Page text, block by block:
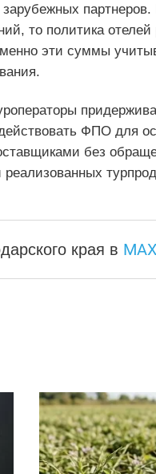
то политика отелей
эти суммы
ФПО для
без
края в MAX